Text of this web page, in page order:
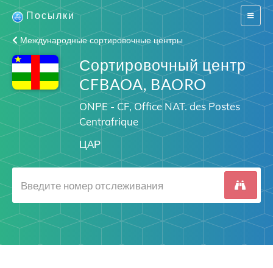
Switch
Посылки
Международные сортировочные центры
Сортировочный центр
CFBAOA, BAORO
ONPE - CF, Office NAT. des Postes
Centrafrique
ЦАР